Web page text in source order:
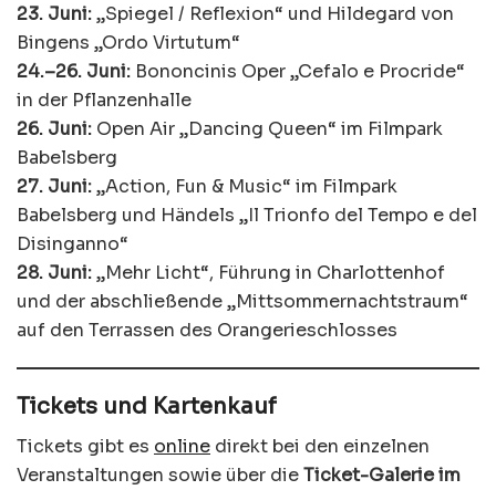
23. Juni:„Spiegel / Reflexion“ und Hildegard von
Bingens „Ordo Virtutum“
24.–26. Juni: Bononcinis Oper „Cefalo e Procride“
in der Pflanzenhalle
26. Juni: Open Air „Dancing Queen“ im Filmpark
Babelsberg
27. Juni:„Action, Fun & Music“ im Filmpark
Babelsberg und Händels „Il Trionfo del Tempo e del
Disinganno“
28. Juni:„Mehr Licht“, Führung in Charlottenhof
und der abschließende „Mittsommernachtstraum“
auf den Terrassen des Orangerieschlosses
Tickets und Kartenkauf
Tickets gibt es online direkt bei den einzelnen
Veranstaltungen sowie über dieTicket-Galerie im